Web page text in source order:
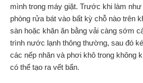
mình trong máy giặt. Trước khi làm
phòng rửa bát vào bất kỳ chỗ nào trên
sàn hoặc khăn ăn bằng vải càng sớm
trình nước lạnh thông thường, sau đó
các nếp nhăn và phơi khô trong không
có thể tạo ra vết bẩn.